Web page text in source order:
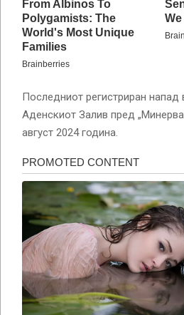
Последниот регистриран напад
Аденскиот Залив пред
август 2024 година.